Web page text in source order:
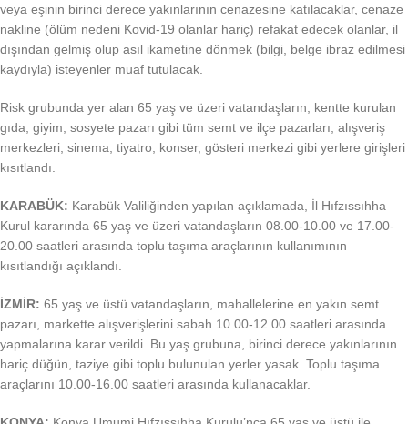
veya eşinin birinci derece yakınlarının cenazesine katılacaklar, cenaze
nakline (ölüm nedeni Kovid-19 olanlar hariç) refakat edecek olanlar, il
dışından gelmiş olup asıl ikametine dönmek (bilgi, belge ibraz edilmesi
kaydıyla) isteyenler muaf tutulacak.
Risk grubunda yer alan 65 yaş ve üzeri vatandaşların, kentte kurulan
gıda, giyim, sosyete pazarı gibi tüm semt ve ilçe pazarları, alışveriş
merkezleri, sinema, tiyatro, konser, gösteri merkezi gibi yerlere girişleri
kısıtlandı.
KARABÜK: Karabük Valiliğinden yapılan açıklamada, İl Hıfzıssıhha
Kurul kararında 65 yaş ve üzeri vatandaşların 08.00-10.00 ve 17.00-
20.00 saatleri arasında toplu taşıma araçlarının kullanımının
kısıtlandığı açıklandı.
İZMİR: 65 yaş ve üstü vatandaşların, mahallelerine en yakın semt
pazarı, markette alışverişlerini sabah 10.00-12.00 saatleri arasında
yapmalarına karar verildi. Bu yaş grubuna, birinci derece yakınlarının
hariç düğün, taziye gibi toplu bulunulan yerler yasak. Toplu taşıma
araçlarını 10.00-16.00 saatleri arasında kullanacaklar.